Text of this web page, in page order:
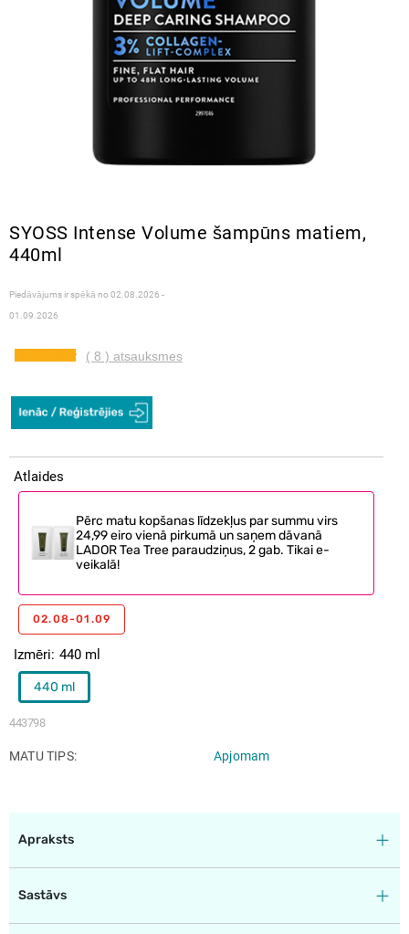
SYOSS Intense Volume šampūns matiem,
440ml
Piedāvājums ir spēkā no 02.08.2026 -
01.09.2026
( 8 ) atsauksmes
443798
Izmēri 440 ml
440 ml
Atlaides
Pērc matu kopšanas līdzekļus par summu virs
24,99 eiro vienā pirkumā un saņem dāvanā
LADOR Tea Tree paraudziņus, 2 gab. Tikai e-
veikalā!
02.08-01.09
MATU TIPS Apjomam
Apraksts
Sastāvs